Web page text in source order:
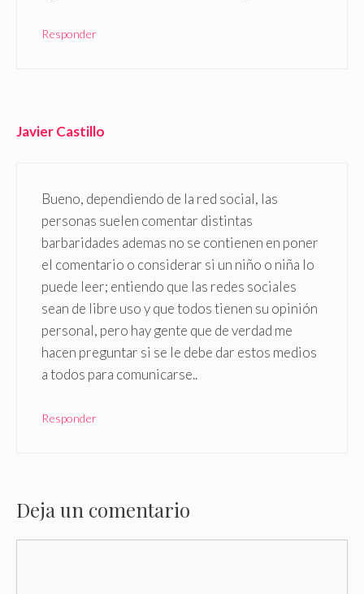
Responder
Javier Castillo
Bueno, dependiendo de la red social, las
personas suelen comentar distintas
barbaridades ademas no se contienen en poner
el comentario o considerar si un niño o niña lo
puede leer; entiendo que las redes sociales
sean de libre uso y que todos tienen su opinión
personal, pero hay gente que de verdad me
hacen preguntar si se le debe dar estos medios
a todos para comunicarse..
Responder
Deja un comentario